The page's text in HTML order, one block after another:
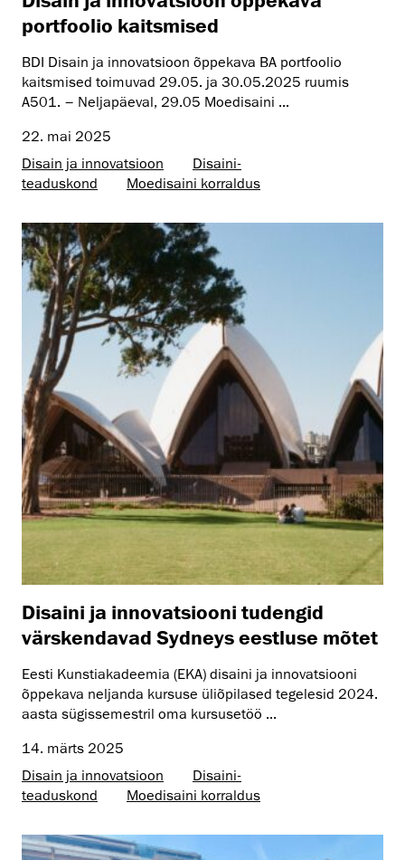
portfoolio kaitsmised
BDI Disain ja innovatsioon õppekava BA portfoolio
kaitsmised toimuvad 29.05. ja 30.05.2025 ruumis
A501. – Neljapäeval, 29.05 Moedisaini ...
22. mai 2025
Disain ja innovatsioon
Disaini­­
teaduskond
Moedisaini korraldus
Disaini ja innovatsiooni tudengid
värskendavad Sydneys eestluse mõtet
Eesti Kunstiakadeemia (EKA) disaini ja innovatsiooni
õppekava neljanda kursuse üliõpilased tegelesid 2024.
aasta sügissemestril oma kursusetöö ...
14. märts 2025
Disain ja innovatsioon
Disaini­­
teaduskond
Moedisaini korraldus